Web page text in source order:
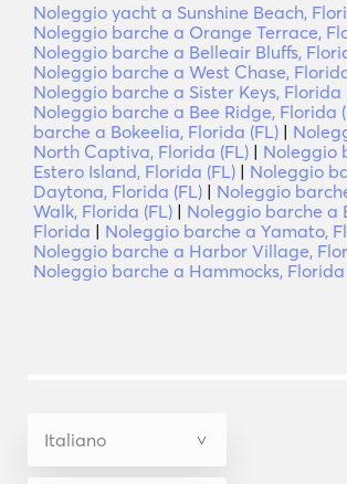
Noleggio yacht a Sunshine Beach,
Noleggio barche a Orange Terrace,
Noleggio barche a Belleair Bluffs,
Noleggio barche a West Chase,
Noleggio barche a Sister Keys, Florida
Noleggio barche a Bee Ridge, Florida
barche a Bokeelia, Florida (FL) |
North Captiva, Florida (FL) | Noleggio
Estero Island, Florida (FL) | Noleggio
Daytona, Florida (FL) | Noleggio
Walk, Florida (FL) | Noleggio barche a
Florida | Noleggio barche a Yamato,
Noleggio barche a Harbor Village,
Noleggio barche a Hammocks, Florida